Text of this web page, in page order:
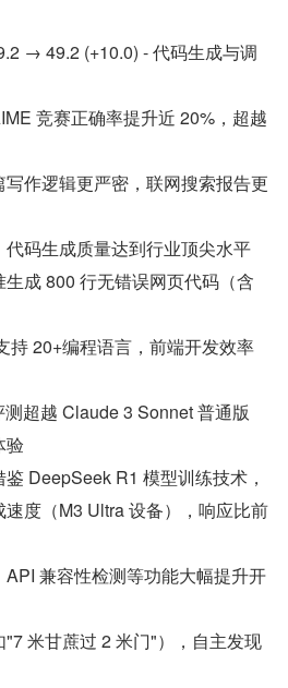
→ 49.2 (+10.0) - 代码生成与调
竞赛正确率提升近 20%，超越
写作逻辑更严密，联网搜索报告更
代码生成质量达到行业顶尖水平
生成 800 行无错误网页代码（含
持 20+编程语言，前端开发效率
超越 Claude 3 Sonnet 普通版
验
DeepSeek R1 模型训练技术，
度（M3 Ultra 设备），响应比前
API 兼容性检测等功能大幅提升开
"7 米甘蔗过 2 米门"），自主发现